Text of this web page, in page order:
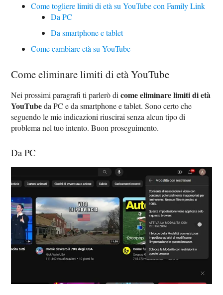
Come togliere limiti di età su YouTube con Family Link
Da PC
Da smartphone e tablet
Come cambiare età su YouTube
Come eliminare limiti di età YouTube
Nei prossimi paragrafi ti parlerò dicome eliminare limiti di età
YouTubeda PC e da smartphone e tablet. Sono certo che
seguendo le mie indicazioni riuscirai senza alcun tipo di
problema nel tuo intento. Buon proseguimento.
Da PC